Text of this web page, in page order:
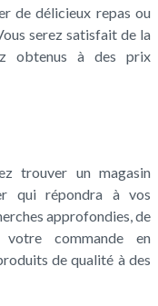
de délicieux repas ou
serez satisfait de la
obtenus à des prix
trouver un magasin
qui répondra à vos
approfondies, de
commande en
de qualité à des